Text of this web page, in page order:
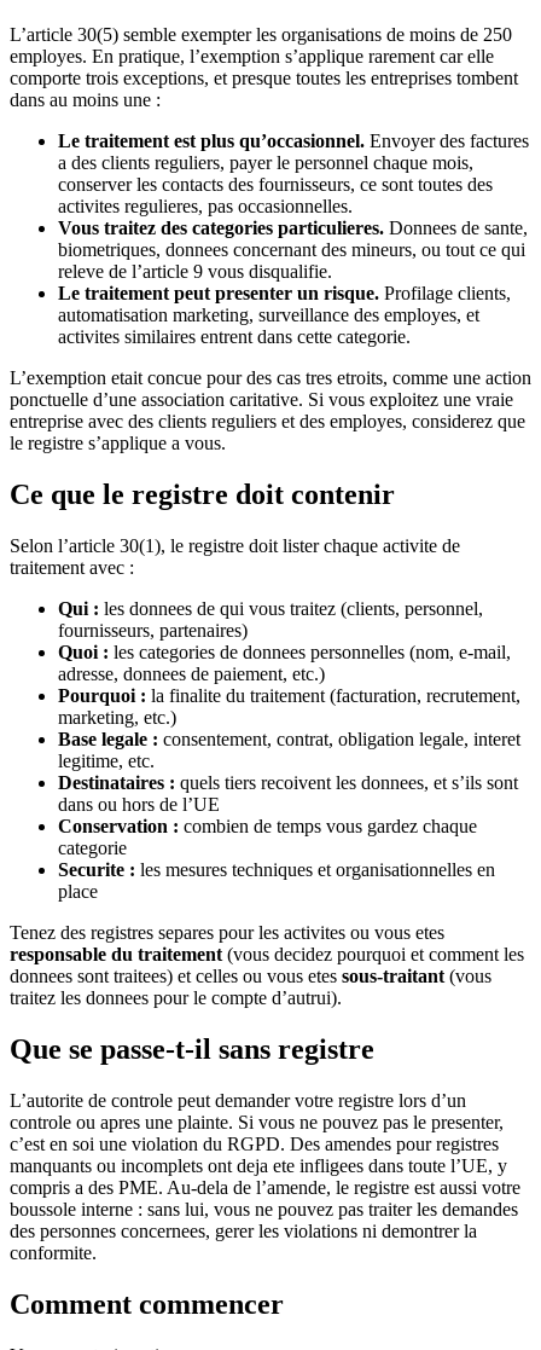
L’article 30(5) semble exempter les organisations de moins de 250
employes. En pratique, l’exemption s’applique rarement car elle
comporte trois exceptions, et presque toutes les entreprises tombent
dans au moins une :
Le traitement est plus qu’occasionnel. Envoyer des factures
a des clients reguliers, payer le personnel chaque mois,
conserver les contacts des fournisseurs, ce sont toutes des
activites regulieres, pas occasionnelles.
Vous traitez des categories particulieres. Donnees de sante,
biometriques, donnees concernant des mineurs, ou tout ce qui
releve de l’article 9 vous disqualifie.
Le traitement peut presenter un risque. Profilage clients,
automatisation marketing, surveillance des employes, et
activites similaires entrent dans cette categorie.
L’exemption etait concue pour des cas tres etroits, comme une action
ponctuelle d’une association caritative. Si vous exploitez une vraie
entreprise avec des clients reguliers et des employes, considerez que
le registre s’applique a vous.
Ce que le registre doit contenir
Selon l’article 30(1), le registre doit lister chaque activite de
traitement avec :
Qui : les donnees de qui vous traitez (clients, personnel,
fournisseurs, partenaires)
Quoi : les categories de donnees personnelles (nom, e-mail,
adresse, donnees de paiement, etc.)
Pourquoi : la finalite du traitement (facturation, recrutement,
marketing, etc.)
Base legale : consentement, contrat, obligation legale, interet
legitime, etc.
Destinataires : quels tiers recoivent les donnees, et s’ils sont
dans ou hors de l’UE
Conservation : combien de temps vous gardez chaque
categorie
Securite : les mesures techniques et organisationnelles en
place
Tenez des registres separes pour les activites ou vous etes
responsable du traitement (vous decidez pourquoi et comment les
donnees sont traitees) et celles ou vous etes sous-traitant (vous
traitez les donnees pour le compte d’autrui).
Que se passe-t-il sans registre
L’autorite de controle peut demander votre registre lors d’un
controle ou apres une plainte. Si vous ne pouvez pas le presenter,
c’est en soi une violation du RGPD. Des amendes pour registres
manquants ou incomplets ont deja ete infligees dans toute l’UE, y
compris a des PME. Au-dela de l’amende, le registre est aussi votre
boussole interne : sans lui, vous ne pouvez pas traiter les demandes
des personnes concernees, gerer les violations ni demontrer la
conformite.
Comment commencer